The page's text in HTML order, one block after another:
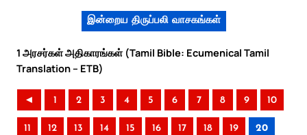
இன்றைய திருப்பலி வாசகங்கள்
1 அரசர்கள் அதிகாரங்கள் (Tamil Bible: Ecumenical Tamil
Translation – ETB)
◄ 1 2 3 4 5 6 7 8 9 10
11 12 13 14 15 16 17 18 19 20